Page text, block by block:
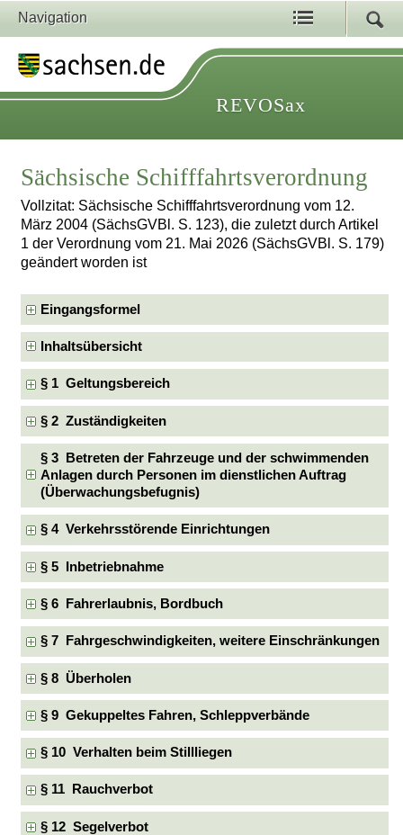
Navigation
REVOSax
Sächsische Schifffahrtsverordnung
Vollzitat: Sächsische Schifffahrtsverordnung vom 12.
März 2004 (SächsGVBl. S. 123), die zuletzt durch Artikel
1 der Verordnung vom 21. Mai 2026 (SächsGVBl. S. 179)
geändert worden ist
Eingangsformel
Inhaltsübersicht
§ 1 Geltungsbereich
§ 2 Zuständigkeiten
§ 3 Betreten der Fahrzeuge und der schwimmenden
Anlagen durch Personen im dienstlichen Auftrag
(Überwachungsbefugnis)
§ 4 Verkehrsstörende Einrichtungen
§ 5 Inbetriebnahme
§ 6 Fahrerlaubnis, Bordbuch
§ 7 Fahrgeschwindigkeiten, weitere Einschränkungen
§ 8 Überholen
§ 9 Gekuppeltes Fahren, Schleppverbände
§ 10 Verhalten beim Stillliegen
§ 11 Rauchverbot
§ 12 Segelverbot